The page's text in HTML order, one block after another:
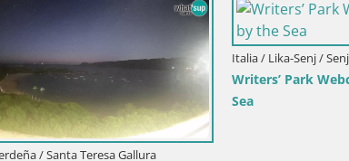
Croacia / Primorje-Gorski Kotar / Ika